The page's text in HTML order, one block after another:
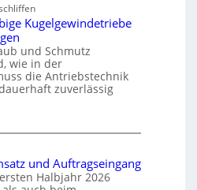
Kugelgewindetriebe
und Schmutz
wie in der
die Antriebstechnik
zuverlässig
und Auftragseingang
Halbjahr 2026